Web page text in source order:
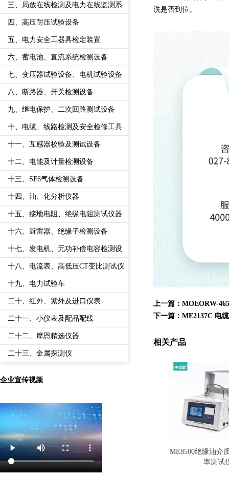
三、局放在线检测及电力在线监测系
四、高压耐压试验设备
五、电力安全工器具检定装置
六、蓄电池、直流系统检测设备
七、变压器试验设备、电机试验设备
八、断路器、开关检测设备
九、继电保护、二次回路测试设备
十、电缆、线路检测及安全检修工具
十一、互感器校验及测试设备
十二、电能及计量检测设备
十三、SF6气体检测设备
十四、油、化分析仪器
十五、接地电阻、绝缘电阻测试仪器
十六、避雷器、绝缘子检测设备
十七、发电机、无功补偿电容检测设
十八、电流表、高低压CT变比测试仪
十九、电力试验车
二十、红外、紫外及进口仪表
二十一、小仪表及配品配线
二十二、摩恩精选仪器
二十三、金属探测仪
企业宣传视频
洗是否到位。
上一篇： MOEORW-
下一篇： ME2137C 电
相关产品
ME8500绝缘油介
率测试